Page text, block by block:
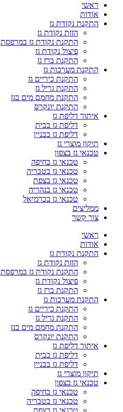
ראשי
אודות
התקנת נקודת גז
הזזת נקודת גז
התקנת נקודת גז במרפסת
פיצול נקודת גז
התקנת ברז גז
התקנת מערכות גז
התקנת כיריים גז
התקנת גריל גז
התקנת מחמם מים בגז
התקנת יונקרס
איתור דליפת גז
דליפת גז בבית
דליפת גז בבניין
תיקון מוצרי גז
טכנאי גז בצפון
טכנאי גז בחיפה
טכנאי גז בטבריה
טכנאי גז בצפת
טכנאי גז בנהריה
טכנאי גז בכרמיאל
ממליצים
צור קשר
ראשי
אודות
התקנת נקודת גז
הזזת נקודת גז
התקנת נקודת גז במרפסת
פיצול נקודת גז
התקנת ברז גז
התקנת מערכות גז
התקנת כיריים גז
התקנת גריל גז
התקנת מחמם מים בגז
התקנת יונקרס
איתור דליפת גז
דליפת גז בבית
דליפת גז בבניין
תיקון מוצרי גז
טכנאי גז בצפון
טכנאי גז בחיפה
טכנאי גז בטבריה
טכנאי גז בצפת